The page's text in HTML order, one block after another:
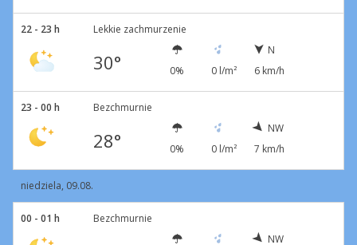
22 - 23 h Lekkie zachmurzenie
30° 0% 0 l/m²
N
6 km/h
23 - 00 h Bezchmurnie
28° 0% 0 l/m²
NW
7 km/h
niedziela, 09.08.
00 - 01 h Bezchmurnie
NW